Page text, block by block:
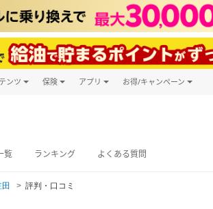
ンツ 保険 アプリ お得/キャンペーン
覧 ランキング よくある質問
評判・口コミ